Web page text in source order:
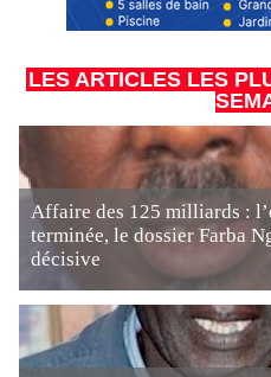
LES ARTICLES LES
Affaire des 125 milliards :
terminée, le dossier Farba
décisive